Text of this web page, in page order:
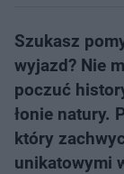
Szukasz
wyjazd? Nie
poczuć
łonie natury.
który
unikatowymi